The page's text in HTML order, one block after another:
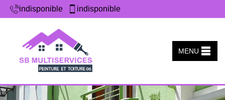
indisponible indisponible
MENU